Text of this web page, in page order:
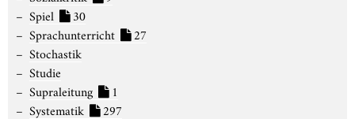
Spiel
30
Sprachunterricht
27
Stochastik
Studie
Supraleitung
1
Systematik
297